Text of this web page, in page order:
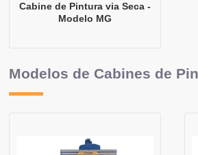
Cabine de Pintura via Seca -
Modelo MG
Modelos de Cabines de